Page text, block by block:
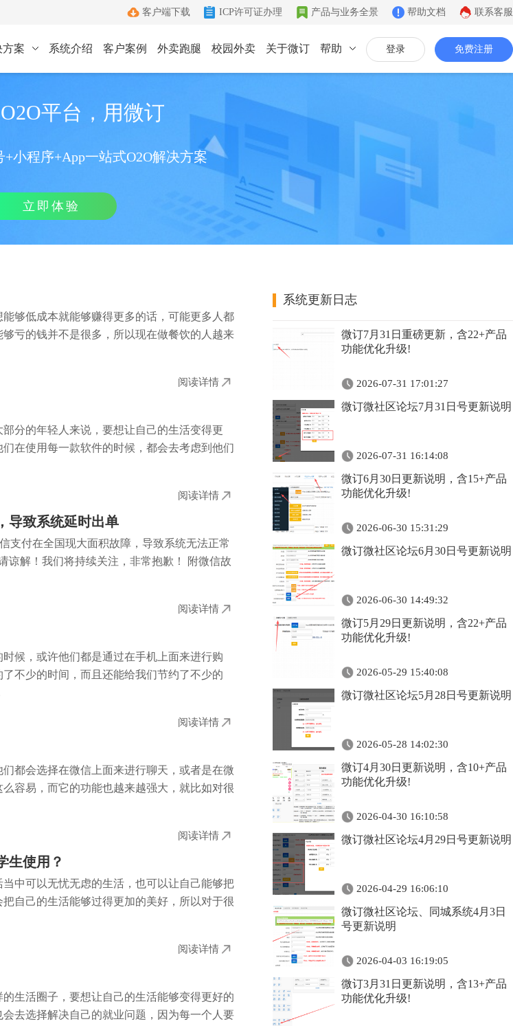
联系客服
帮助文档
产品与业务全景
ICP许可证办理
客户端下载
登录 免费注册
方案
App
Android和IOS原生App
社区+电商新模式
同城系统
同城生活信息发布
微社区
系统介绍 客户案例 外卖跑腿 校园外卖 关于微订 帮助
ICP许可证办理
双证联办一站式服务
多年深耕增值电信领域
标准化六步流程
联系我们
企业文化
有影响力的互联网企业
公司资质
证件齐全，安全放心
7*12小时在线咨询
平台，用微订
小程序+App一站式O2O解决方案
立即体验
够低成本就能够赚得更多的话，可能更多人都
亏的钱并不是很多，所以现在做餐饮的人越来
阅读详情
分的年轻人来说，要想让自己的生活变得更
在使用每一款软件的时候，都会去考虑到他们
阅读详情
导致系统延时出单
支付在全国现大面积故障，导致系统无法正常
谅解！我们将持续关注，非常抱歉！ 附微信故
阅读详情
候，或许他们都是通过在手机上面来进行购
不少的时间，而且还能给我们节约了不少的
阅读详情
都会选择在微信上面来进行聊天，或者是在微
容易，而它的功能也越来越强大，就比如对很
阅读详情
生使用？
中可以无忧无虑的生活，也可以让自己能够把
自己的生活能够过得更加的美好，所以对于很
阅读详情
生活圈子，要想让自己的生活能够变得更好的
去选择解决自己的就业问题，因为每一个人要
系统更新日志
微订7月31日重磅更新，含22+产品
功能优化升级!
2026-07-31 17:01:27
微订微社区论坛7月31日号更新说明
2026-07-31 16:14:08
微订6月30日更新说明，含15+产品
功能优化升级!
2026-06-30 15:31:29
微订微社区论坛6月30日号更新说明
2026-06-30 14:49:32
微订5月29日更新说明，含22+产品
功能优化升级!
2026-05-29 15:40:08
微订微社区论坛5月28日号更新说明
2026-05-28 14:02:30
微订4月30日更新说明，含10+产品
功能优化升级!
2026-04-30 16:10:58
微订微社区论坛4月29日号更新说明
2026-04-29 16:06:10
微订微社区论坛、同城系统4月3日
号更新说明
2026-04-03 16:19:05
微订3月31日更新说明，含13+产品
功能优化升级!